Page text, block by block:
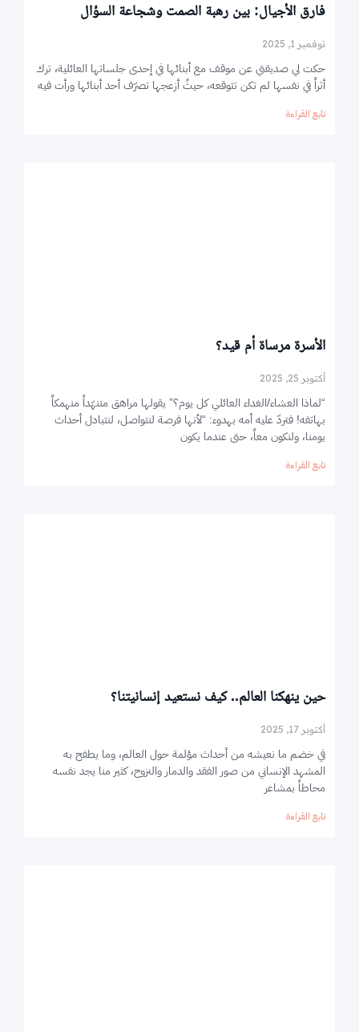
فارق الأجيال: بين رهبة الصمت وشجاعة السؤال
نوفمبر 1, 2025
حكت لي صديقتي عن موقف مع أبنائها في إحدى جلساتها العائلية، ترك
أثراً في نفسها لم تكن تتوقعه، حيثُ أزعجها تصرّف أحد أبنائها ورأت فيه
تابع القراءة
الأسرة مرساة أم قيد؟
أكتوبر 25, 2025
“لماذا العشاء/الغداء العائلي كل يوم؟” يقولها مراهق متنهّداً منهمكاً
بهاتفه! فتردّ عليه أمه بهدوء: “لأنها فرصة لنتواصل، لنتبادل أحداث
يومنا، ولنكون معاً، حتى عندما يكون
تابع القراءة
حين ينهكنا العالم.. كيف نستعيد إنسانيتنا؟
أكتوبر 17, 2025
في خضم ما نعيشه من أحداث مؤلمة حول العالم، وما يطفح به
المشهد الإنساني من صور الفقد والدمار والنزوح، كثير منا يجد نفسه
محاطاً بمشاعر
تابع القراءة